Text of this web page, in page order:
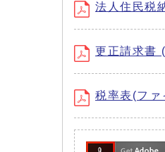
法人住民税
更正請求書
税率表(フ